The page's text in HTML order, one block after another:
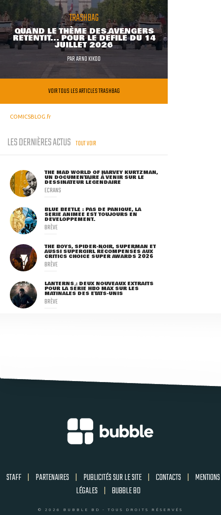
TRASHBAG
QUAND LE THÈME DES AVENGERS
RETENTIT... POUR LE DÉFILÉ DU 14
JUILLET 2026
PARARNO KIKOO
VOIR TOUS LES ARTICLES TRASHBAG
COMICSBLOG.fr
LES DERNIÈRES ACTUS TOUT VOIR
THE MAD WORLD OF HARVEY KURTZMAN,
UN DOCUMENTAIRE À VENIR SUR LE
DESSINATEUR LÉGENDAIRE
ECRANS
BLUE BEETLE : PAS DE PANIQUE, LA
SÉRIE ANIMÉE EST TOUJOURS EN
DÉVELOPPEMENT.
BRÈVE
THE BOYS, SPIDER-NOIR, SUPERMAN ET
AUSSI SUPERGIRL RÉCOMPENSÉS AUX
CRITICS CHOICE SUPER AWARDS 2026
BRÈVE
LANTERNS : DEUX NOUVEAUX EXTRAITS
POUR LA SÉRIE HBO MAX SUR LES
MATINALES DES ETATS-UNIS
BRÈVE
STAFF | PARTENAIRES | PUBLICITÉS SUR LE SITE | CONTACTS | MENTIONS
LÉGALES | BUBBLE BD
© 2026 BUBBLE BD - TOUS DROITS RÉSERVÉS